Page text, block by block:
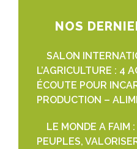
NOS
SALON
L’AGRICULTURE : 4
ÉCOUTE POUR
PRODUCTION –
LE MONDE A FAIM
PEUPLES,